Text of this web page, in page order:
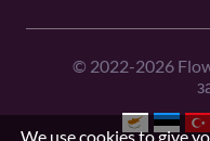
© 2022-2026
We use cookies to give